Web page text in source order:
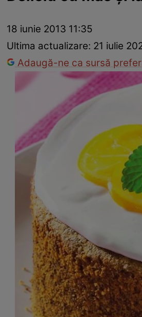
Mâncăruri rapideRețete cu legume
18 iunie 2013 11:35
Ultima actualizare: 21 iulie
Adaugă-ne ca sursă